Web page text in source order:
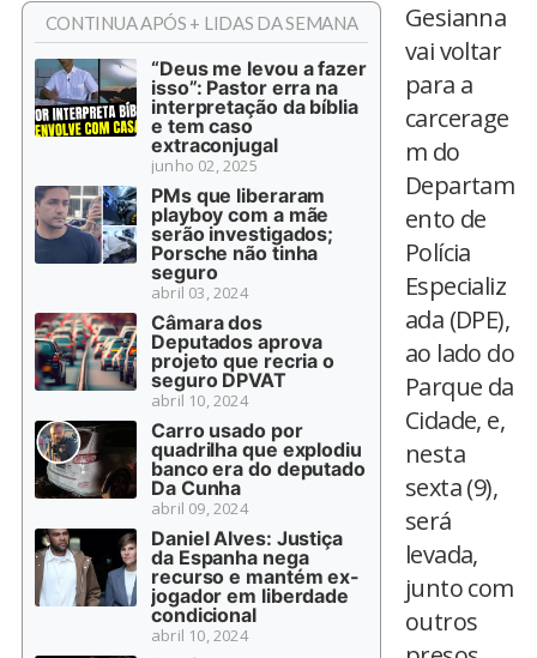
CONTINUA APÓS + LIDAS DA SEMANA
“Deus me levou a fazer
isso”: Pastor erra na
interpretação da bíblia
e tem caso
extraconjugal
junho 02, 2025
PMs que liberaram
playboy com a mãe
serão investigados;
Porsche não tinha
seguro
abril 03, 2024
Câmara dos
Deputados aprova
projeto que recria o
seguro DPVAT
abril 10, 2024
Carro usado por
quadrilha que explodiu
banco era do deputado
Da Cunha
abril 09, 2024
Daniel Alves: Justiça
da Espanha nega
recurso e mantém ex-
jogador em liberdade
condicional
abril 10, 2024
Gesianna
vai voltar
para a
carcerage
m do
Departam
ento de
Polícia
Especializ
ada (DPE),
ao lado do
Parque da
Cidade, e,
nesta
sexta (9),
será
levada,
junto com
outros